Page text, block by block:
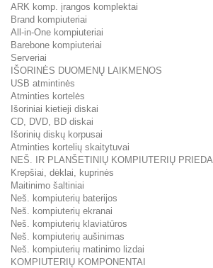
ARK komp. įrangos komplektai
Brand kompiuteriai
All-in-One kompiuteriai
Barebone kompiuteriai
Serveriai
IŠORINĖS DUOMENŲ LAIKMENOS
USB atmintinės
Atminties kortelės
Išoriniai kietieji diskai
CD, DVD, BD diskai
Išorinių diskų korpusai
Atminties kortelių skaitytuvai
NEŠ. IR PLANŠETINIŲ KOMPIUTERIŲ PRIEDAI
Krepšiai, dėklai, kuprinės
Maitinimo šaltiniai
Neš. kompiuterių baterijos
Neš. kompiuterių ekranai
Neš. kompiuterių klaviatūros
Neš. kompiuterių aušinimas
Neš. kompiuterių matinimo lizdai
KOMPIUTERIŲ KOMPONENTAI